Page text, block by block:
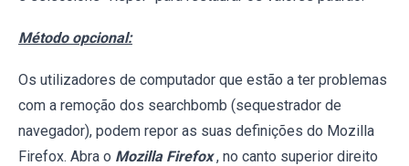
Método opcional:
Os utilizadores de computador que estão a ter problemas
com a remoção dos searchbomb (sequestrador de
navegador), podem repor as suas definições do Mozilla
Firefox. Abra o Mozilla Firefox , no canto superior direito